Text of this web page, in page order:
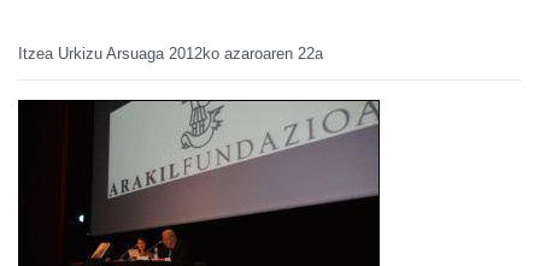
Itzea Urkizu Arsuaga 2012ko azaroaren 22a